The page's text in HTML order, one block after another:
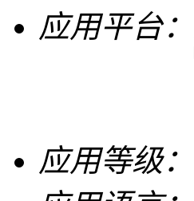
应用平台：
应用等级：